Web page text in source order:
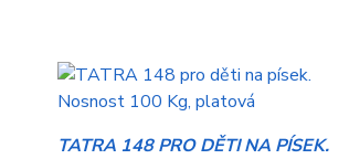
TATRA 148 PRO DĚTI NA PÍSEK.